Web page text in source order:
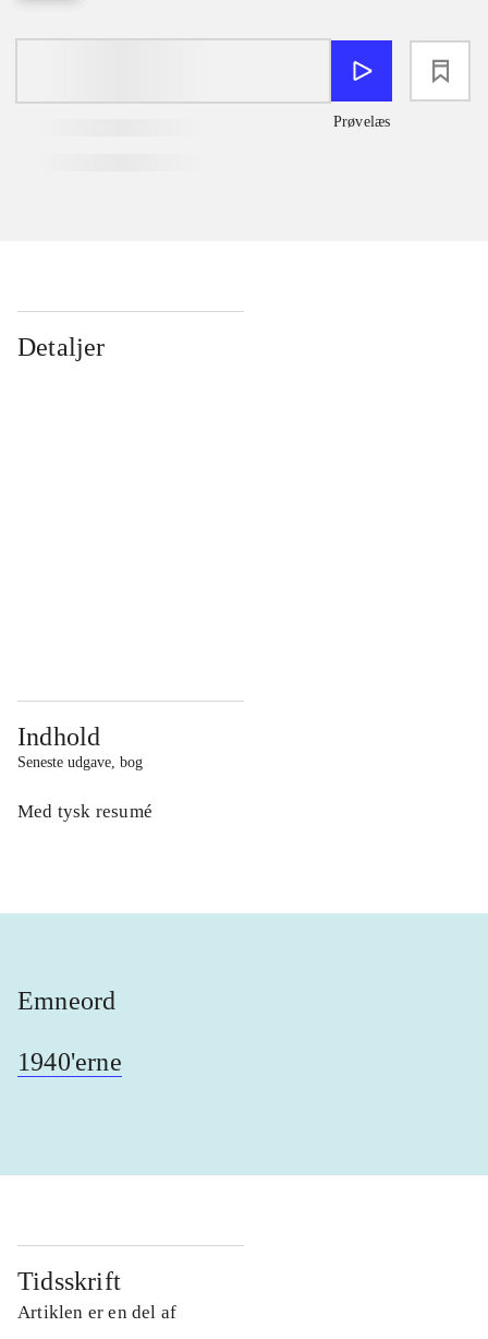
Prøvelæs
Detaljer
Indhold
Seneste udgave, bog
Med tysk resumé
Emneord
1940'erne
Tidsskrift
Artiklen er en del af